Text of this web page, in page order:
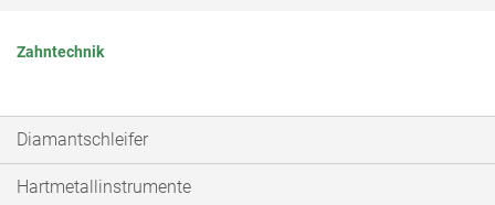
Zahntechnik
Diamantschleifer
Hartmetallinstrumente